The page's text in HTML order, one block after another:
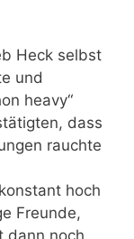
Heck selbst
und
heavy“
dass
rauchte
hoch
Freunde,
dann noch